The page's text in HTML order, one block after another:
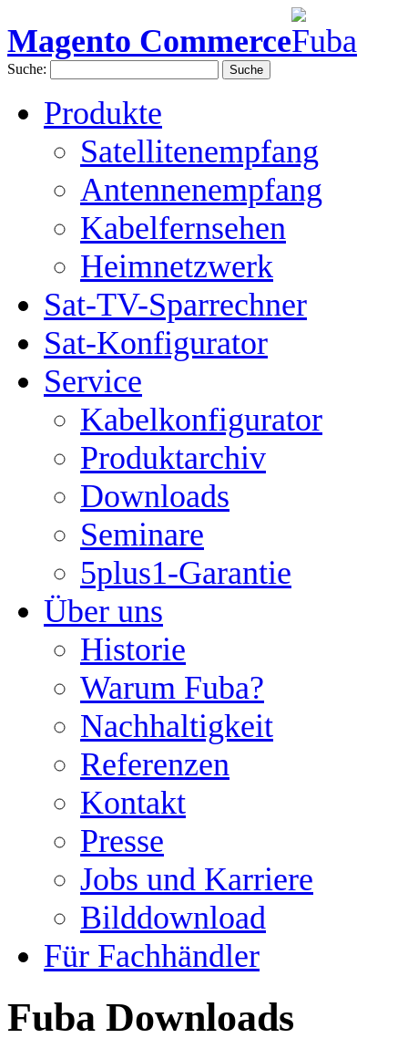
Magento Commerce
Suche: Suche
Produkte
Satellitenempfang
Antennenempfang
Kabelfernsehen
Heimnetzwerk
Sat-TV-Sparrechner
Sat-Konfigurator
Service
Kabelkonfigurator
Produktarchiv
Downloads
Seminare
5plus1-Garantie
Über uns
Historie
Warum Fuba?
Nachhaltigkeit
Referenzen
Kontakt
Presse
Jobs und Karriere
Bilddownload
Für Fachhändler
Fuba Downloads